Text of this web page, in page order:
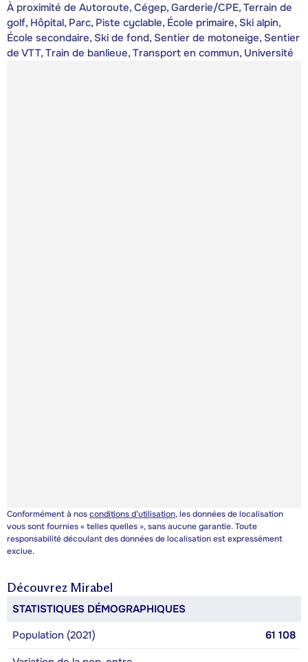
À proximité de Autoroute, Cégep, Garderie/CPE, Terrain de
golf, Hôpital, Parc, Piste cyclable, École primaire, Ski alpin,
École secondaire, Ski de fond, Sentier de motoneige, Sentier
de VTT, Train de banlieue, Transport en commun, Université
Conformément à nosconditions d’utilisation, les données de localisation
vous sont fournies « telles quelles », sans aucune garantie. Toute
responsabilité découlant des données de localisation est expressément
exclue.
Découvrez Mirabel
STATISTIQUES DÉMOGRAPHIQUES
Population (2021)
61 108